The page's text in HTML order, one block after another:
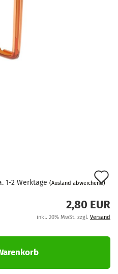
1-2 Werktage (Ausland abweichend)
2,80 EUR
inkl. 20% MwSt. zzgl. Versand